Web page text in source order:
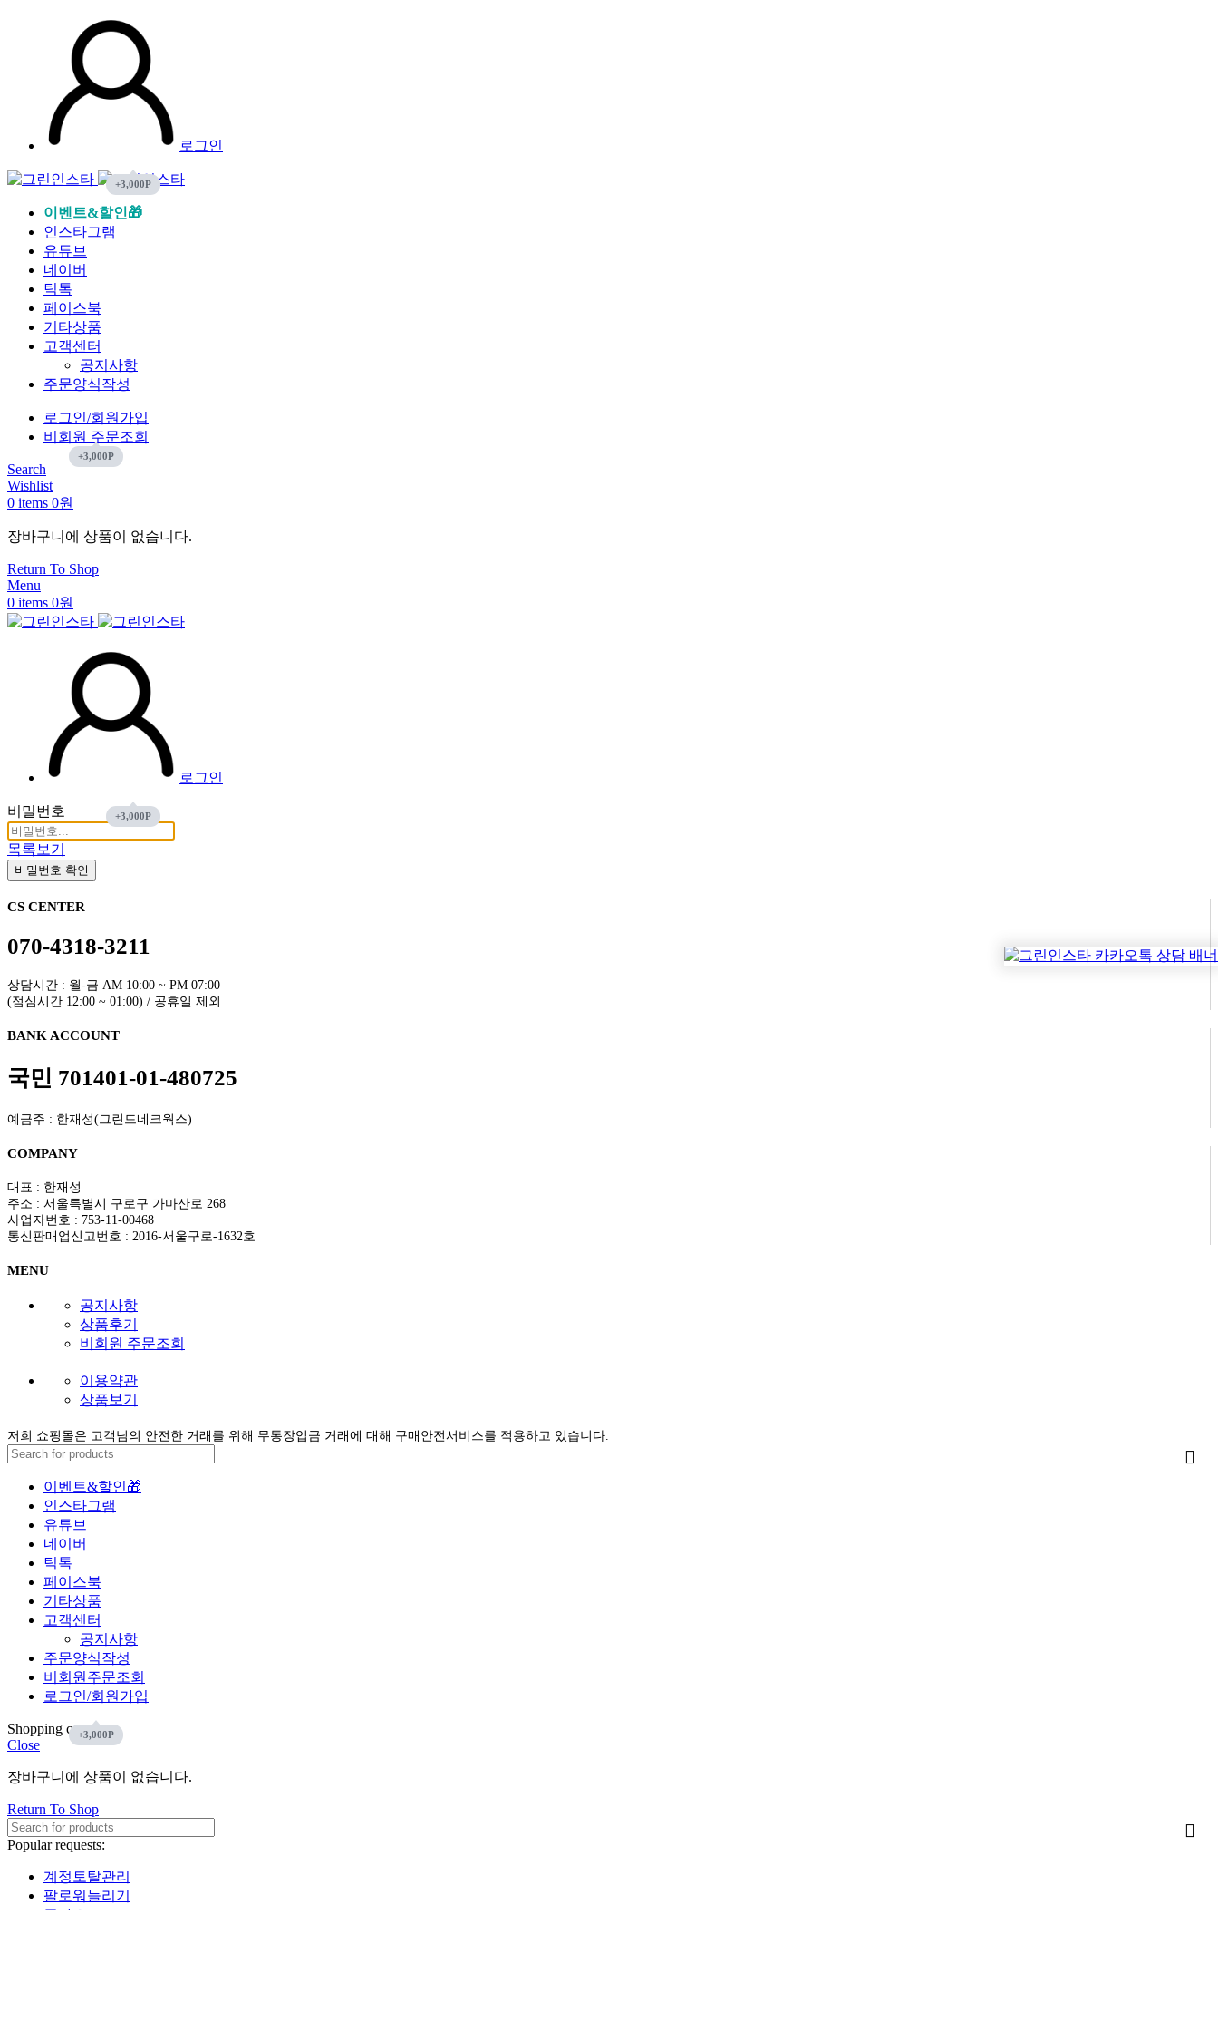
로그인
이벤트&할인🎁
인스타그램
유튜브
네이버
틱톡
페이스북
기타상품
고객센터
공지사항
주문양식작성
로그인/회원가입
비회원 주문조회
Search
Wishlist
0 items 0원
장바구니에 상품이 없습니다.
Return To Shop
Menu
0 items 0원
로그인
비밀번호
목록보기
비밀번호 확인
CS CENTER
070-4318-3211
상담시간 : 월-금 AM 10:00 ~ PM 07:00
(점심시간 12:00 ~ 01:00) / 공휴일 제외
BANK ACCOUNT
국민 701401-01-480725
예금주 : 한재성(그린드네크웍스)
COMPANY
대표 : 한재성
주소 : 서울특별시 구로구 가마산로 268
사업자번호 : 753-11-00468
통신판매업신고번호 : 2016-서울구로-1632호
MENU
공지사항
상품후기
비회원 주문조회
이용약관
상품보기
저희 쇼핑몰은 고객님의 안전한 거래를 위해 무통장입금 거래에 대해 구매안전서비스를 적용하고 있습니다.
이벤트&할인🎁
인스타그램
유튜브
네이버
틱톡
페이스북
기타상품
고객센터
공지사항
주문양식작성
비회원주문조회
로그인/회원가입
Shopping cart
Close
장바구니에 상품이 없습니다.
Return To Shop
Popular requests:
계정토탈관리
팔로워늘리기
좋아요